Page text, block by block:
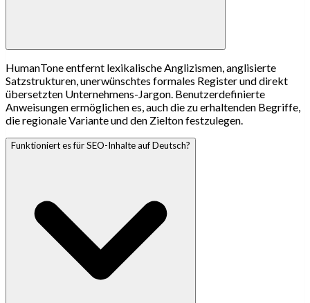
HumanTone entfernt lexikalische Anglizismen, anglisierte
Satzstrukturen, unerwünschtes formales Register und direkt
übersetzten Unternehmens-Jargon. Benutzerdefinierte
Anweisungen ermöglichen es, auch die zu erhaltenden Begriffe,
die regionale Variante und den Zielton festzulegen.
Funktioniert es für SEO-Inhalte auf Deutsch?